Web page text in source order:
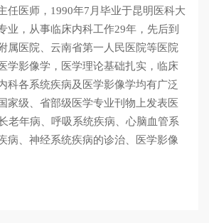
任医师，1990年7月毕业于昆明医科大
业，从事临床内科工作29年，先后到
属医院、云南省第一人民医院等医院
学影像学，医学理论基础扎实，临床
科各系统疾病及医学影像学均有广泛
家级、省部级医学专业刊物上发表医
老年病、呼吸系统疾病、心脑血管系
病、神经系统疾病的诊治、医学影像